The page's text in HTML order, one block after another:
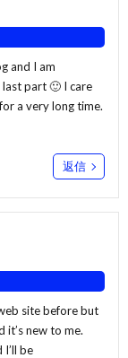
and I am
part 🙂 I care
a very long time.
返信
site before but
it’s new to me.
be